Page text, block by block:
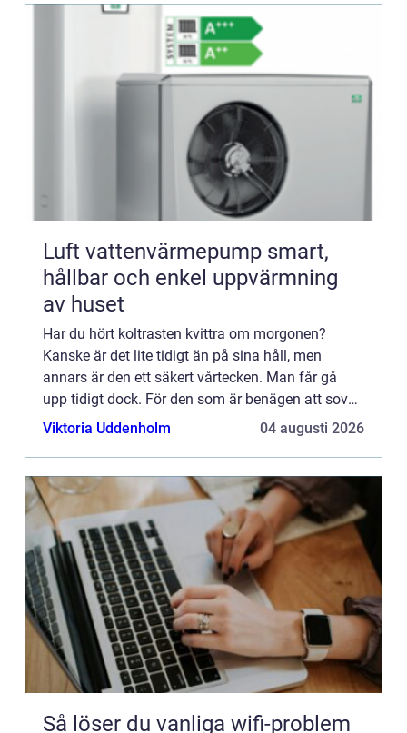
Luft vattenvärmepump smart,
hållbar och enkel uppvärmning
av huset
Har du hört koltrasten kvittra om morgonen?
Kanske är det lite tidigt än på sina håll, men
annars är den ett säkert vårtecken. Man får gå
upp tidigt dock. För den som är benägen att sova
länge så blir det svårt att hinna med att höra
Viktoria Uddenholm 04 augusti 2026
Så löser du vanliga wifi-problem